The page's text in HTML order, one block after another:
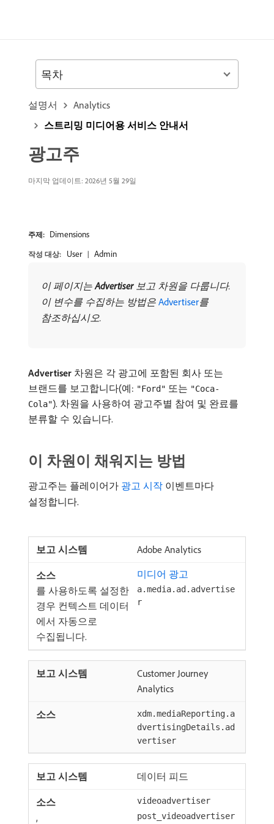
설명서
Analytics
스트리밍 미디어용 서비스 안내서
광고주
마지막 업데이트: 2026년 5월 29일
주제: Dimensions
작성 대상: User Admin
이 페이지는​Advertiser​보고 차원을 다룹니다.
이 변수를 수집하는 방법은 Advertiser를
참조하십시오.
Advertiser 차원은 각 광고에 포함된 회사 또는
브랜드를 보고합니다(예: "Ford" 또는 "Coca-
Cola"). 차원을 사용하여 광고주별 참여 및 완료를
분류할 수 있습니다.
이 차원이 채워지는 방법
광고주는 플레이어가 광고 시작 이벤트마다
설정합니다.
Adobe Analytics
미디어 광고
를 사용하도록 설정한
경우 컨텍스트 데이터
a.media.ad.advertise
r
에서 자동으로
수집됩니다.
Customer Journey
Analytics
xdm.mediaReporting.a
dvertisingDetails.ad
vertiser
데이터 피드
videoadvertiser
, post_videoadvertiser
목차